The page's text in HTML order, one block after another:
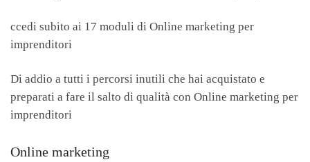
ccedi subito ai 17 moduli di Online marketing per
imprenditori
Di addio a tutti i percorsi inutili che hai acquistato e
preparati a fare il salto di qualità con Online marketing per
imprenditori
Online marketing